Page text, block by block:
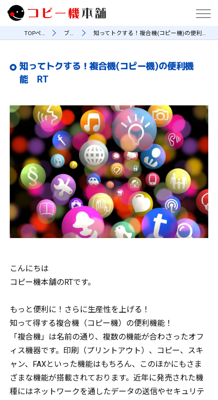
TOPページ ブログ 知ってトクする！複合機(コピー機)の便利機能 RT
知ってトクする！複合機(コピー機)の便利機
能 RT
こんにちは
コピー機本舗のRTです。
もっと便利に！さらに生産性を上げる！
知って得する複合機（コピー機）の便利機能！
「複合機」は名前の通り、複数の機能が合わさったオフ
ィス機器です。印刷（プリントアウト）、コピー、スキ
ャン、FAXといった機能はもちろん、このほかにもさま
ざまな機能が搭載されております。近年に発売された機
種にはネットワークを通したデータの送信やセキュリテ